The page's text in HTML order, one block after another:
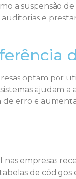
a suspensão
e
optam por
ajudam a
erro e
nas empresas
de